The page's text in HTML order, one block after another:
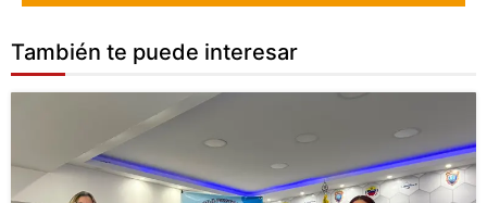
También te puede interesar